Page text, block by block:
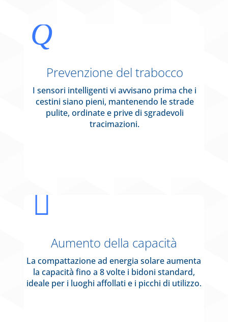
Q
Prevenzione del trabocco
I sensori intelligenti vi avvisano prima che i
cestini siano pieni, mantenendo le strade
pulite, ordinate e prive di sgradevoli
tracimazioni.

Aumento della capacità
La compattazione ad energia solare aumenta
la capacità fino a 8 volte i bidoni standard,
ideale per i luoghi affollati e i picchi di utilizzo.